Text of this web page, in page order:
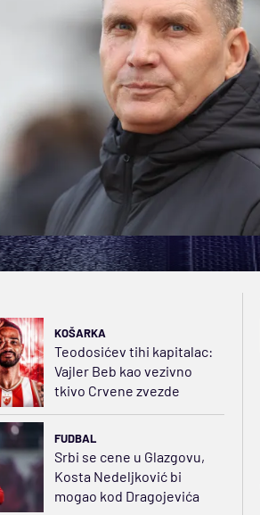
KOŠARKA
Teodosićev tihi kapitalac:
Vajler Beb kao vezivno
tkivo Crvene zvezde
FUDBAL
Srbi se cene u Glazgovu,
Kosta Nedeljković bi
mogao kod Dragojevića